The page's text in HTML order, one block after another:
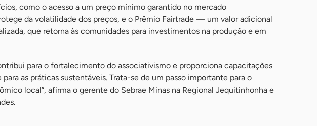
como o acesso a um preço mínimo garantido no mercado
da volatilidade dos preços, e o Prêmio Fairtrade — um valor adicional
que retorna às comunidades para investimentos na produção e em
para o fortalecimento do associativismo e proporciona capacitações
as práticas sustentáveis. Trata-se de um passo importante para o
local”, afirma o gerente do Sebrae Minas na Regional Jequitinhonha e